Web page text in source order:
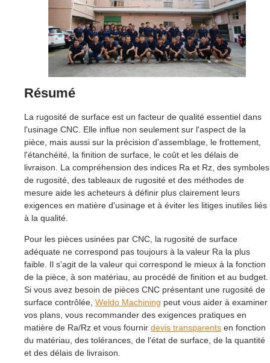
Résumé
La rugosité de surface est un facteur de qualité essentiel dans
l'usinage CNC. Elle influe non seulement sur l'aspect de la
pièce, mais aussi sur la précision d'assemblage, le frottement,
l'étanchéité, la finition de surface, le coût et les délais de
livraison. La compréhension des indices Ra et Rz, des symboles
de rugosité, des tableaux de rugosité et des méthodes de
mesure aide les acheteurs à définir plus clairement leurs
exigences en matière d'usinage et à éviter les litiges inutiles liés
à la qualité.
Pour les pièces usinées par CNC, la rugosité de surface
adéquate ne correspond pas toujours à la valeur Ra la plus
faible. Il s'agit de la valeur qui correspond le mieux à la fonction
de la pièce, à son matériau, au procédé de finition et au budget.
Si vous avez besoin de pièces CNC présentant une rugosité de
surface contrôlée, Weldo Machining peut vous aider à examiner
vos plans, vous recommander des exigences pratiques en
matière de Ra/Rz et vous fournir devis transparents en fonction
du matériau, des tolérances, de l'état de surface, de la quantité
et des délais de livraison.